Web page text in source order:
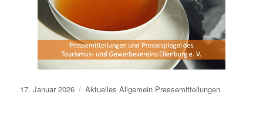
Veröffentlicht
17. Januar 2026 Aktuelles Allgemein Pressemitteilungen